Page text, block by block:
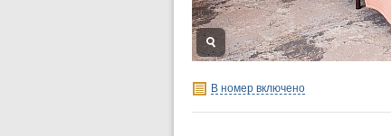
В номер включено